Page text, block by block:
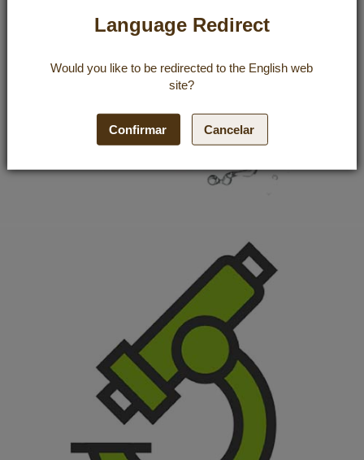
Language Redirect
Would you like to be redirected to the English web
site?
Confirmar Cancelar